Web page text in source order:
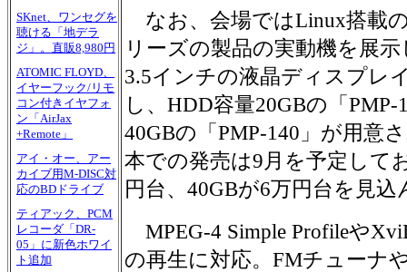
SKnet、ワンセグを
聴ける「地デラ
ジ」。直販8,980円
ATOMIC FLOYD、
イヤーフック/リモ
コン付きイヤフォ
ン「AirJax
+Remote」
アイ・オー、アー
カイブ用M-DISC対
応のBDドライブ
ティアック、PCM
レコーダ「DR-
05」に新色ホワイ
ト追加
なお、会場ではLinux搭載
リーズの製品の実動機を展
3.5インチの液晶ディスプレ
し、HDD容量20GBの「PMP-
40GBの「PMP-140」が用意
本での発売は9月を予定して
円台、40GBが6万円台を見
MPEG-4 Simple Profileや
の再生に対応。FMチューナ